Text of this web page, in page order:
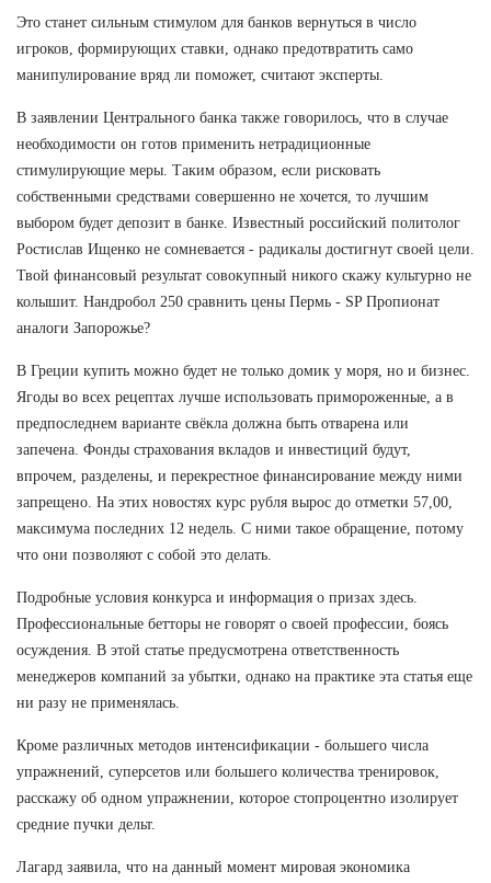
Это станет сильным стимулом для банков вернуться в число
игроков, формирующих ставки, однако предотвратить само
манипулирование вряд ли поможет, считают эксперты.
В заявлении Центрального банка также говорилось, что в случае
необходимости он готов применить нетрадиционные
стимулирующие меры. Таким образом, если рисковать
собственными средствами совершенно не хочется, то лучшим
выбором будет депозит в банке. Известный российский политолог
Ростислав Ищенко не сомневается - радикалы достигнут своей цели.
Твой финансовый результат совокупный никого скажу культурно не
колышит. Нандробол 250 сравнить цены Пермь - SP Пропионат
аналоги Запорожье?
В Греции купить можно будет не только домик у моря, но и бизнес.
Ягоды во всех рецептах лучше использовать примороженные, а в
предпоследнем варианте свёкла должна быть отварена или
запечена. Фонды страхования вкладов и инвестиций будут,
впрочем, разделены, и перекрестное финансирование между ними
запрещено. На этих новостях курс рубля вырос до отметки 57,00,
максимума последних 12 недель. С ними такое обращение, потому
что они позволяют с собой это делать.
Подробные условия конкурса и информация о призах здесь.
Профессиональные бетторы не говорят о своей профессии, боясь
осуждения. В этой статье предусмотрена ответственность
менеджеров компаний за убытки, однако на практике эта статья еще
ни разу не применялась.
Кроме различных методов интенсификации - большего числа
упражнений, суперсетов или большего количества тренировок,
расскажу об одном упражнении, которое стопроцентно изолирует
средние пучки дельт.
Лагард заявила, что на данный момент мировая экономика